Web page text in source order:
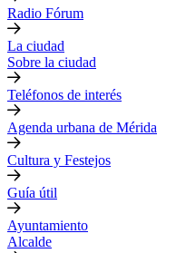
Radio Fórum
La ciudad
Sobre la ciudad
Teléfonos de interés
Agenda urbana de Mérida
Cultura y Festejos
Guía útil
Ayuntamiento
Alcalde